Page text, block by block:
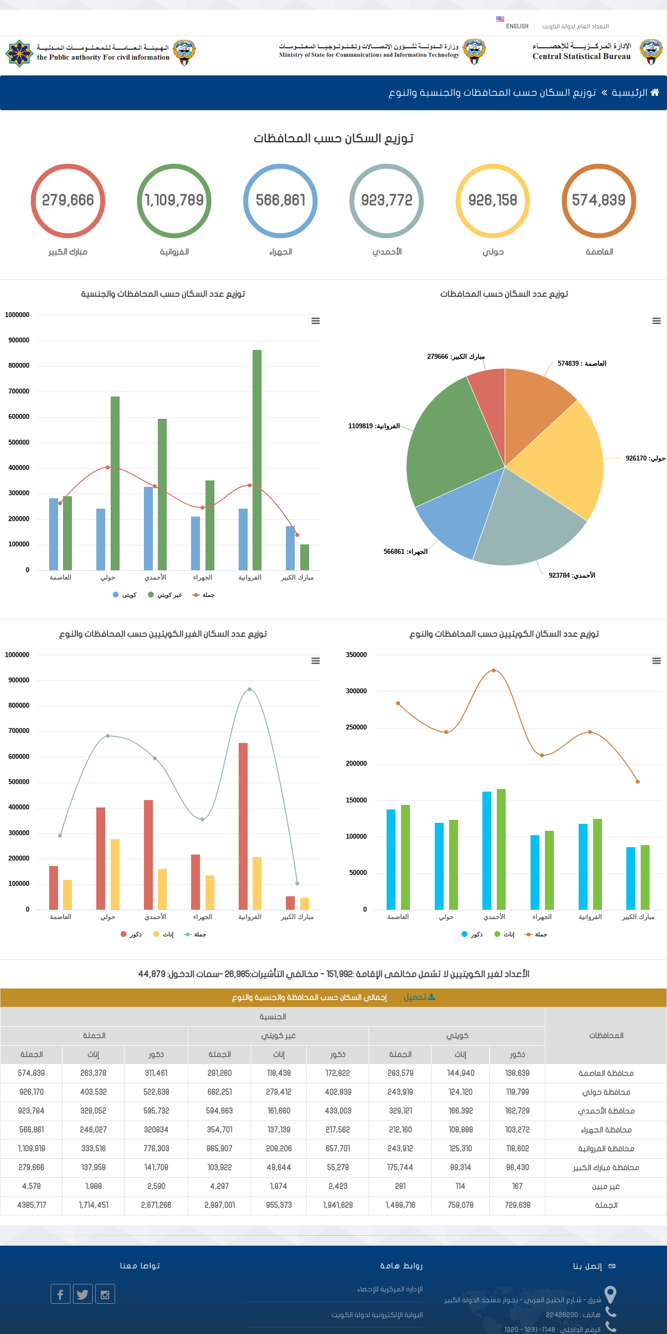
التعداد العام لدولة الكويت ENGLISH
الرئيسية توزيع السكان حسب المحافظات والجنسية والنوع
توزيع السكان حسب المحافظات
574,839
العاصمة
926,170
حولي
923,784
الأحمدي
566,861
الجهراء
1,109,819
الفروانية
279,666
مبارك الكبير
توزيع عدد السكان حسب المحافظات
العاصمة : 574839
حولي: 926170
الأحمدي: 923784
الجهراء: 566861
الفروانية: 1109819
مبارك الكبير : 279666
توزيع عدد السكان حسب المحافظات والجنسية
توزيع عدد السكان حسب المحافظات والجنسية
The chart has 1 Y axis displaying values. Range: 0 to 1000000.
كويتى غير كويتي جملة
العاصمة حولي الأحمدي الجهراء الفروانية مبارك الكبير
0
100000
200000
300000
400000
500000
600000
700000
800000
900000
1000000
توزيع عدد السكان الكويتيين حسب المحافظات والنوع
توزيع عدد السكان الكويتيين حسب المحافظات والنوع
The chart has 1 X axis displaying categories.
The chart has 1 Y axis displaying values. Range: 0 to 350000.
ذكور إناث جملة
العاصمة حولي الأحمدي الجهراء الفروانية مبارك الكبير
0
50000
100000
150000
200000
250000
300000
350000
توزيع عدد السكان الغير الكويتيين حسب المحافظات والنوع
توزيع عدد السكان الغير الكويتيين حسب المحافظات والنوع
The chart has 1 X axis displaying categories.
The chart has 1 Y axis displaying values. Range: 0 to 1000000.
ذكور إناث جملة
العاصمة حولي الأحمدي الجهراء الفروانية مبارك الكبير
0
100000
200000
300000
400000
500000
600000
700000
800000
900000
1000000
الأعداد لغير الكويتيين لا تشمل مخالفى الإقامة :151,992 - مخالفي التأشيرات:26,985 -سمات الدخول: 44,879
تحميل إجمالي السكان حسب المحافظة والجنسية والنوع
المحافظات
الجنسية
كويتي غير كويتي الجملة
ذكور إناث الجملة ذكور إناث الجملة ذكور إناث الجملة
محافظة العاصمة 138,639
144,940
283,579
172,822
118,438
291,260
311,461
263,378
574,839
محافظة حولي 119,799
124,120
243,919
402,839
279,412
682,251
522,638
403,532
926,170
محافظة الأحمدي 162,729
166,392
329,121
433,003
161,660
594,663
595,732
328,052
923,784
محافظة الجهراء 103,272
108,888
212,160
217,562
137,139
354,701
320834
246,027
566,861
محافظة الفروانية 118,602
125,310
243,912
657,701
208,206
865,907
776,303
333,516
1,109,819
محافظة مبارك الكبير 86,430
89,314
175,744
55,278
48,644
103,922
141,708
137,958
279,666
غير مبين 167
114
281
2,423
1,874
4,297
2,590
1,988
4,578
الجملة 729,638
759,078
1,488,716
1,941,628
955,373
2,897,001
2,671,266
1,714,451
4385,717
إتصل بنا
شرق - شـارع الخليج العربى - بجوار مسجد الدولة الكبير
هاتف : 22428200
الرقم الداخلي : 1148- 1231 - 1320
روابط هامة
الإدارة المركزية للإحصاء
البوابة الإلكترونية لدولة الكويت
تواصا معنا